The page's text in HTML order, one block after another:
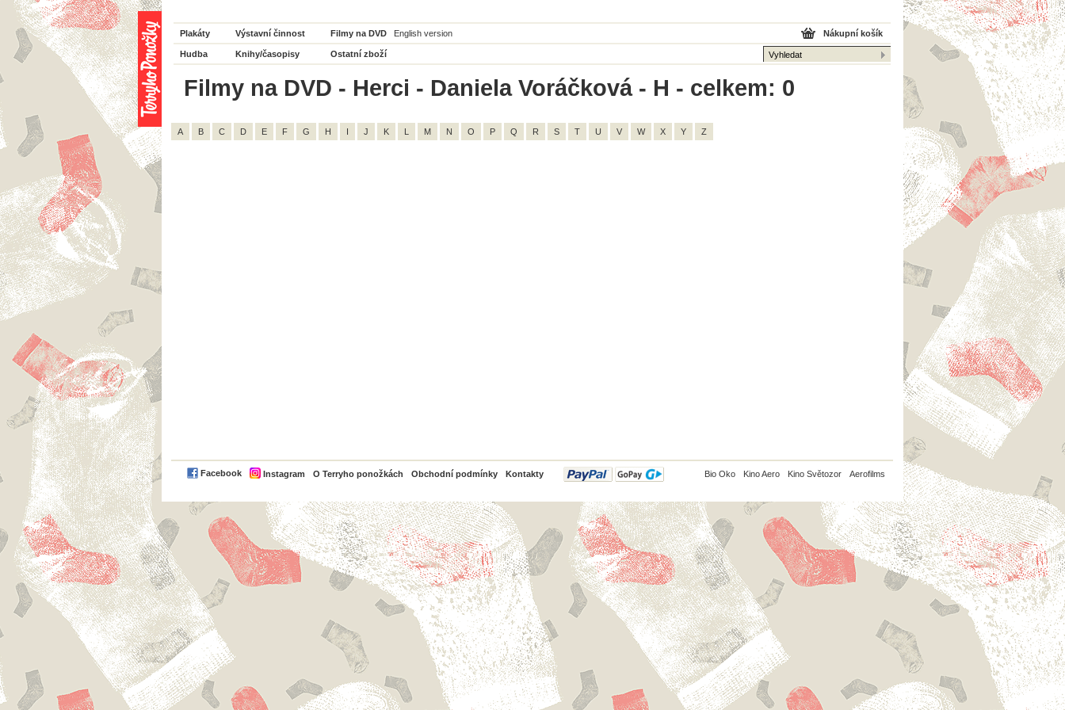
Plakáty Výstavní činnost Filmy na DVD English version
Hudba Knihy/časopisy Ostatní zboží
Nákupní košík
Filmy na DVD - Herci - Daniela Voráčková - H - celkem: 0
A B C D E F G H I J K L M N O P Q R S T U V W X Y Z
Facebook Instagram O Terryho ponožkách Obchodní podmínky Kontakty
PayPal Bio Oko Kino Aero Kino Světozor Aerofilms